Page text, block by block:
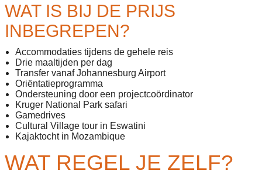
WAT IS BIJ DE PRIJS
INBEGREPEN?
Accommodaties tijdens de gehele reis
Drie maaltijden per dag
Transfer vanaf Johannesburg Airport
Oriëntatieprogramma
Ondersteuning door een projectcoördinator
Kruger National Park safari
Gamedrives
Cultural Village tour in Eswatini
Kajaktocht in Mozambique
WAT REGEL JE ZELF?